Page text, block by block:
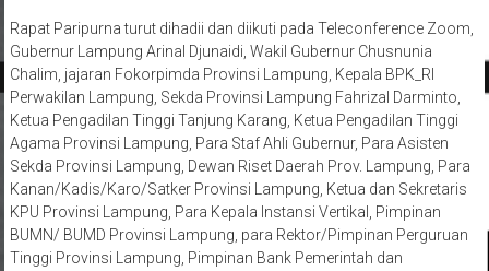
Rapat Paripurna turut dihadii dan diikuti pada Teleconference Zoom,
Gubernur Lampung Arinal Djunaidi, Wakil Gubernur Chusnunia
Chalim, jajaran Fokorpimda Provinsi Lampung, Kepala BPK_RI
Perwakilan Lampung, Sekda Provinsi Lampung Fahrizal Darminto,
Ketua Pengadilan Tinggi Tanjung Karang, Ketua Pengadilan Tinggi
Agama Provinsi Lampung, Para Staf Ahli Gubernur, Para Asisten
Sekda Provinsi Lampung, Dewan Riset Daerah Prov. Lampung, Para
Kanan/Kadis/Karo/Satker Provinsi Lampung, Ketua dan Sekretaris
KPU Provinsi Lampung, Para Kepala Instansi Vertikal, Pimpinan
BUMN/ BUMD Provinsi Lampung, para Rektor/Pimpinan Perguruan
Tinggi Provinsi Lampung, Pimpinan Bank Pemerintah dan